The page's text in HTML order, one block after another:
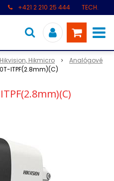
+421 2 210 25 444
TECH.
Hikvision, Hikmicro
Analógové
ITPF(2.8mm)(C)